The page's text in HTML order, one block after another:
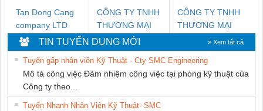
Tan Dong Cang
company LTD
CÔNG TY TNHH
THƯƠNG MẠI
THIÊN ÂN VIỆT
NAM
CÔNG TY TNHH
THƯƠNG MẠI
DỊCH VỤ KỸ
THUẬT ĐIỆN CƠ
GIA HƯNG
PHÁT
TIN TUYỂN DỤNG MỚI » Xem tất cả
Tuyển gấp nhân viên Kỹ Thuật - Cty SMC Engineering
Mô tả công việc Đảm nhiệm công việc tại phòng kỹ thuật của
Công ty theo...
Tuyển Nhanh Nhân Viên Kỹ Thuật- SMC